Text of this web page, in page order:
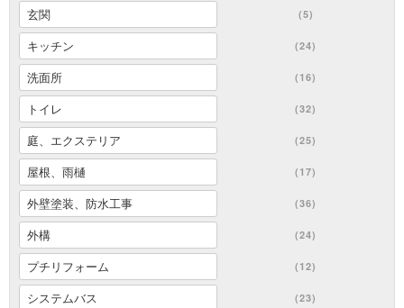
玄関 (5)
キッチン (24)
洗面所 (16)
トイレ (32)
庭、エクステリア (25)
屋根、雨樋 (17)
外壁塗装、防水工事 (36)
外構 (24)
プチリフォーム (12)
システムバス (23)